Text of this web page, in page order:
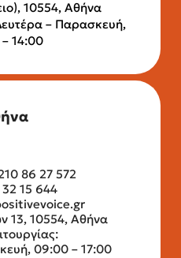
10554, Αθήνα
– Παρασκευή,
14:00
86 27 572
32 15 644
13, 10554, Αθήνα
09:00 – 17:00